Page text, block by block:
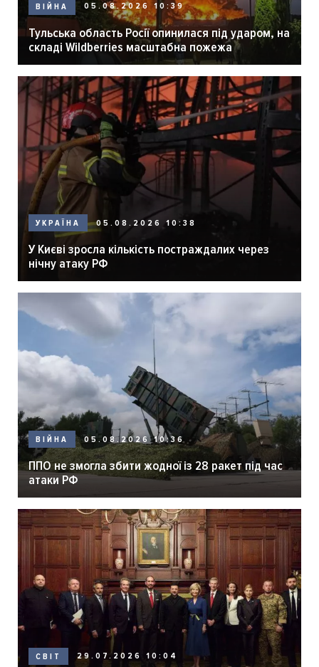
ВІЙНА 05.08.2026 10:39
Тульська область Росії опинилася під ударом, на
складі Wildberries масштабна пожежа
УКРАЇНА 05.08.2026 10:38
У Києві зросла кількість постраждалих через
нічну атаку РФ
ВІЙНА 05.08.2026 10:36
ППО не змогла збити жодної із 28 ракет під час
атаки РФ
СВІТ 29.07.2026 10:04